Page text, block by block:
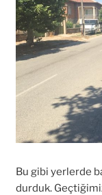
Bu gibi yerlerde
durduk.